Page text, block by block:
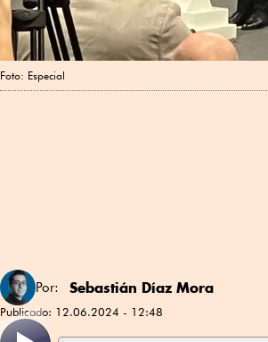
Foto: Especial
Por: Sebastián Díaz Mora
Publicado: 12.06.2024 - 12:48